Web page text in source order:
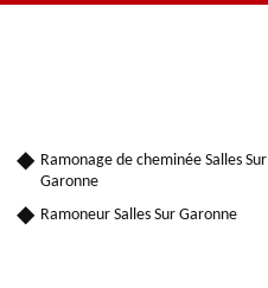
Ramonage de cheminée Salles Sur
Garonne
Ramoneur Salles Sur Garonne